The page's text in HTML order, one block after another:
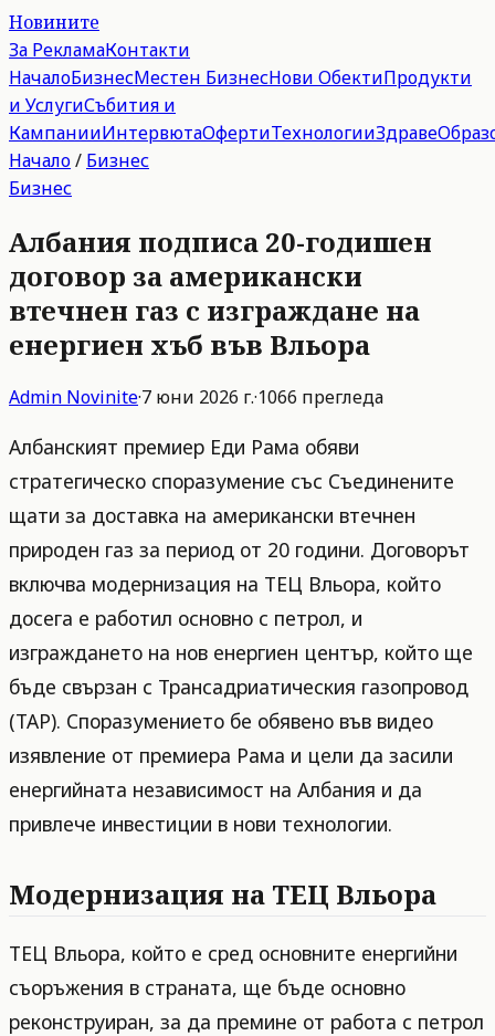
Новините
За РекламаКонтакти
НачалоБизнесМестен БизнесНови ОбектиПродукти
и УслугиСъбития и
КампанииИнтервютаОфертиТехнологииЗдраве
Начало/ Бизнес
Бизнес
Албания подписа 20-годишен
договор за американски
втечнен газ с изграждане на
енергиен хъб във Вльора
Admin Novinite·7 юни 2026 г.·1066 прегледа
Албанският премиер Еди Рама обяви
стратегическо споразумение със Съединените
щати за доставка на американски втечнен
природен газ за период от 20 години. Договорът
включва модернизация на ТЕЦ Вльора, който
досега е работил основно с петрол, и
изграждането на нов енергиен център, който ще
бъде свързан с Трансадриатическия газопровод
(TAP). Споразумението бе обявено във видео
изявление от премиера Рама и цели да засили
енергийната независимост на Албания и да
привлече инвестиции в нови технологии.
Модернизация на ТЕЦ Вльора
ТЕЦ Вльора, който е сред основните енергийни
съоръжения в страната, ще бъде основно
реконструиран, за да премине от работа с петрол